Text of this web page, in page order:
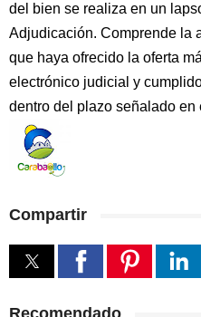
del bien se realiza en un
Adjudicación. Comprende la
que haya ofrecido la oferta
electrónico judicial y
dentro del plazo señalado en
Compartir
Recomendado